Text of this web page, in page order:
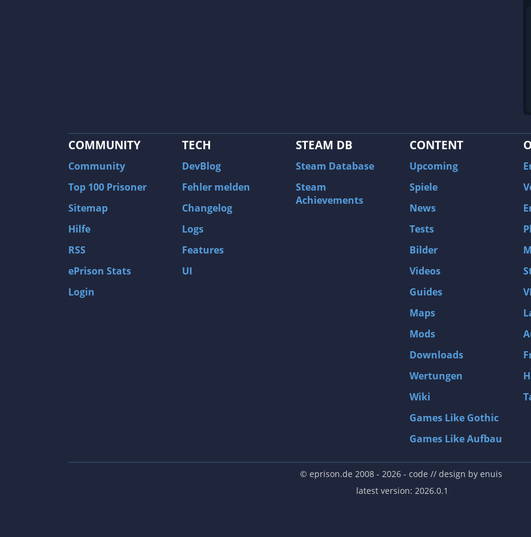
COMMUNITY
Community
Top 100 Prisoner
Sitemap
Hilfe
RSS
ePrison Stats
Login
TECH
DevBlog
Fehler melden
Changelog
Logs
Features
UI
STEAM DB
Steam Database
Steam
Achievements
CONTENT
Upcoming
Spiele
News
Tests
Bilder
Videos
Guides
Maps
Mods
Downloads
Wertungen
Wiki
Games Like Gothic
Games Like Aufbau
© eprison.de 2008 - 2026- code // design by enuis
latest version: 2026.0.1